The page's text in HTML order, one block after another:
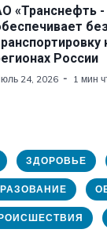
«Транснефть
России
24, 2026 1 мин
ЗДОРОВЬЕ